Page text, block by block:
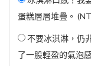
蛋糕層層堆疊。
不要冰淇淋，仍
了一股輕盈的氣泡